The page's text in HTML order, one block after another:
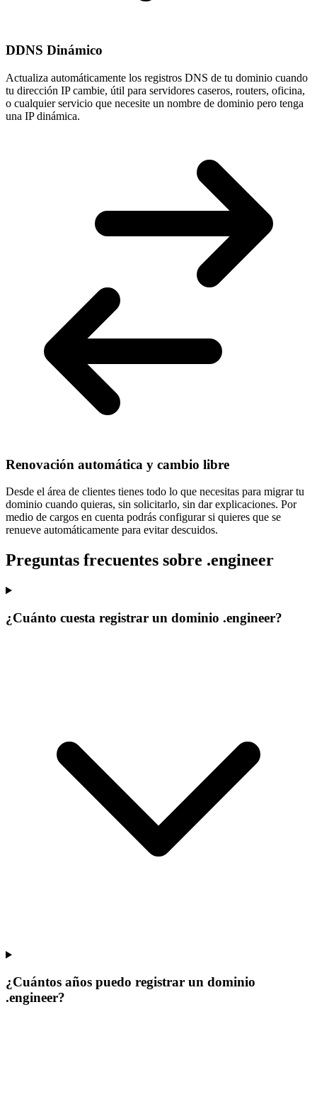
DDNS Dinámico
Actualiza automáticamente los registros DNS de tu dominio cuando
tu dirección IP cambie, útil para servidores caseros, routers, oficina,
o cualquier servicio que necesite un nombre de dominio pero tenga
una IP dinámica.
Renovación automática y cambio libre
Desde el área de clientes tienes todo lo que necesitas para migrar tu
dominio cuando quieras, sin solicitarlo, sin dar explicaciones. Por
medio de cargos en cuenta podrás configurar si quieres que se
renueve automáticamente para evitar descuidos.
Preguntas frecuentes sobre .engineer
¿Cuánto cuesta registrar un dominio .engineer?
¿Cuántos años puedo registrar un dominio
.engineer?